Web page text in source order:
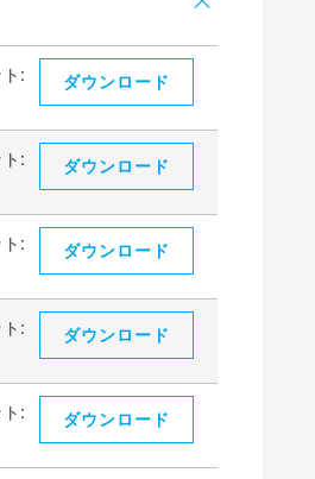
:
ダウンロード
:
ダウンロード
:
ダウンロード
:
ダウンロード
:
ダウンロード